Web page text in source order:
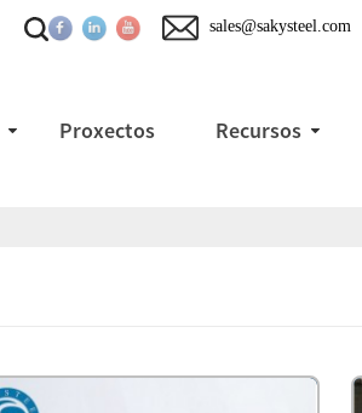
sales@sakysteel.com
Proxectos Recursos